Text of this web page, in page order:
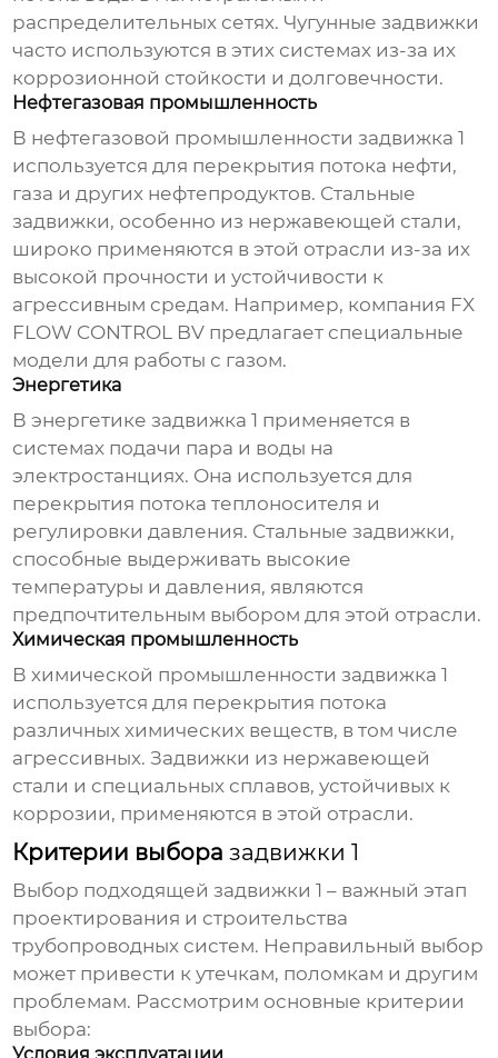
распределительных сетях. Чугунные задвижки
часто используются в этих системах из-за их
коррозионной стойкости и долговечности.
Нефтегазовая промышленность
В нефтегазовой промышленностизадвижка 1
используется для перекрытия потока нефти,
газа и других нефтепродуктов. Стальные
задвижки, особенно из нержавеющей стали,
широко применяются в этой отрасли из-за их
высокой прочности и устойчивости к
агрессивным средам. Например, компания FX
FLOW CONTROL BV предлагает специальные
модели для работы с газом.
Энергетика
В энергетикезадвижка 1 применяется в
системах подачи пара и воды на
электростанциях. Она используется для
перекрытия потока теплоносителя и
регулировки давления. Стальные задвижки,
способные выдерживать высокие
температуры и давления, являются
предпочтительным выбором для этой отрасли.
Химическая промышленность
В химической промышленностизадвижка 1
используется для перекрытия потока
различных химических веществ, в том числе
агрессивных. Задвижки из нержавеющей
стали и специальных сплавов, устойчивых к
коррозии, применяются в этой отрасли.
Критерии выборазадвижки 1
Выбор подходящейзадвижки 1 – важный этап
проектирования и строительства
трубопроводных систем. Неправильный выбор
может привести к утечкам, поломкам и другим
проблемам. Рассмотрим основные критерии
выбора: